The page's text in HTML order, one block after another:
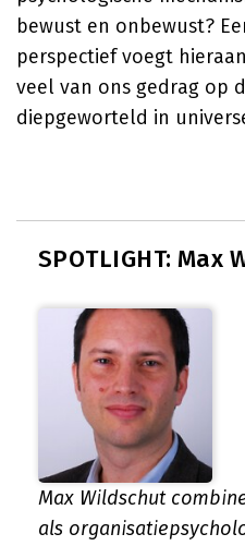
bewust en onbewust?
perspectief voegt
veel van ons gedrag op
diepgeworteld in
SPOTLIGHT: Max
Max Wildschut
als